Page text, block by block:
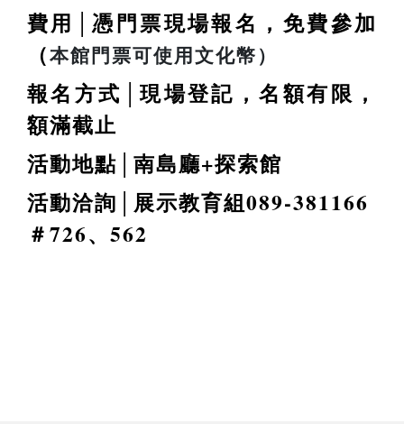
費用│ 憑門票現場報名，免費參加
（本館門票可使用文化幣）
報名方式│ 現場登記，名額有限，
額滿截止
活動地點│ 南島廳+探索館
活動洽詢│ 展示教育組089-381166
＃726、562